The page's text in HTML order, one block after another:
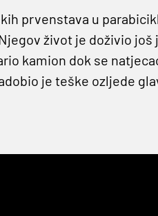
prvenstava u
život je doživio još
kamion dok se
je teške ozljede